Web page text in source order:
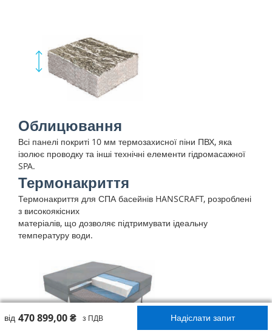
Облицювання
Всі панелі покриті 10 мм термозахисної піни ПВХ, яка
ізолює проводку та інші технічні елементи гідромасажної
SPA.
Термонакриття
Термонакриття для СПА басейнів HANSCRAFT, розроблені
з високоякісних
матеріалів, що дозволяє підтримувати ідеальну
температуру води.
470 899,00 ₴ з ПДВ
від Надіслати запит